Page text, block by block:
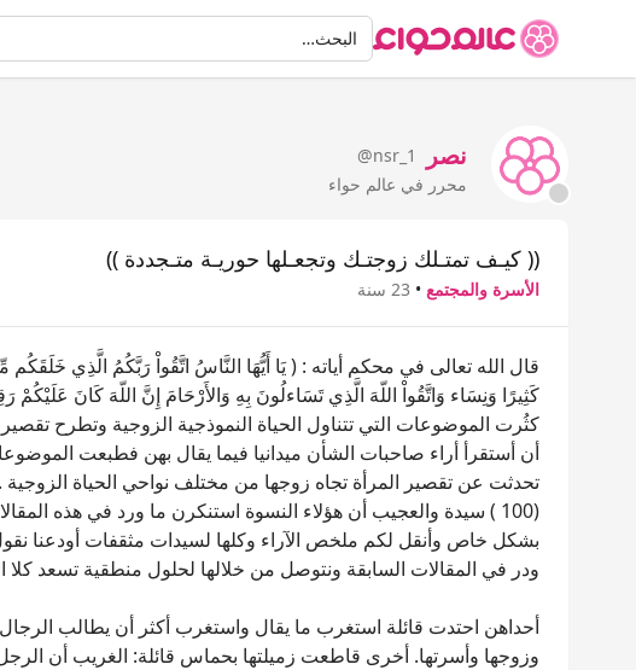
البحثالبحث…
نصر
@nsr_1
محرر في عالم حواء
(( كيـف تمتـلك زوجتـك وتجعـلها حوريـة متـجددة ))
الأسرة والمجتمع • 23 سنة
قال الله تعالى في محكم أياته : ( يَا أَيُّهَا النَّاسُ اتَّقُواْ رَبَّكُمُ الَّذِي
كَثِيرًا وَنِسَاء وَاتَّقُواْ اللّهَ الَّذِي تَسَاءلُونَ بِهِ وَالأَرْحَامَ إِنَّ اللّهَ كَانَ عَلَيْكُمْ
كثُرت الموضوعات التي تتناول الحياة النموذجية الزوجية وتطرح
أن أستقرأ أراء صاحبات الشأن ميدانيا فيما يقال بهن فطبعت
تحدثت عن تقصير المرأة تجاه زوجها من مختلف نواحي الحياة
(100 ) سيدة والعجيب أن هؤلاء النسوة استنكرن ما ورد في هذه
بشكل خاص وأنقل لكم ملخص الآراء وكلها لسيدات مثقفات أودعنا
ودر في المقالات السابقة ونتوصل من خلالها لحلول منطقية تسعد
أحداهن احتدت قائلة استغرب ما يقال واستغرب أكثر أن يطالب الرجال
وزوجها وأسرتها. أخرى قاطعت زميلتها بحماس قائلة: الغريب أن